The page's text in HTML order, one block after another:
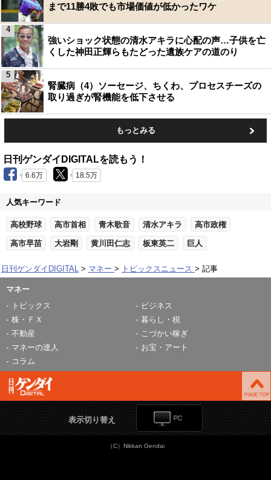
まで11勝4敗でも市場価値が低かったワケ
強いショック状態の清水アキラに心配の声…子供を亡
くした神田正輝らもたどった遺族ケアの道のり
4
腎臓病（4）ソーセージ、ちくわ、プロセスチーズの
取り過ぎが腎機能を低下させる
5
もっとみる
日刊ゲンダイDIGITALを読もう！
6.6万 18.5万
人気キーワード
高校野球 高市首相 青木歌音 清水アキラ 高市政権
高市早苗 大岩剛 黄川田仁志 板東英二 巨人
日刊ゲンダイDIGITAL マネー トピックスニュース 記事
マネー
トピックス
ビジネス
株・ＦＸ
暮らし・税
不動産
こづかい稼ぎ
マネーの達人
お宝・アート
コラム
表示切り替え
（C）Nikkan Gendai